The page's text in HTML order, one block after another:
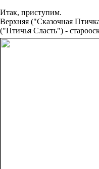
Итак, приступим.
Верхняя ("Сказочная
("Птичья Сласть") -